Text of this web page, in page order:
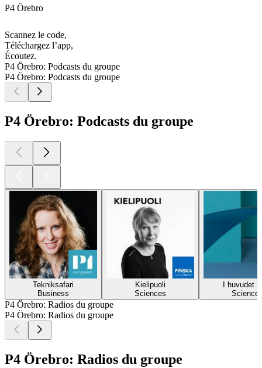
P4 Örebro
Scannez le code,
Téléchargez l’app,
Écoutez.
P4 Örebro: Podcasts du groupe
P4 Örebro: Podcasts du groupe
P4 Örebro: Podcasts du groupe
Tekniksafari
Business
Kielipuoli
Sciences
I huvudet
P4 Örebro: Radios du groupe
P4 Örebro: Radios du groupe
P4 Örebro: Radios du groupe